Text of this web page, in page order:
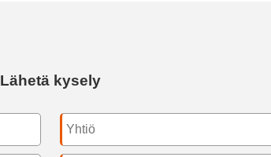
Lähetä kysely